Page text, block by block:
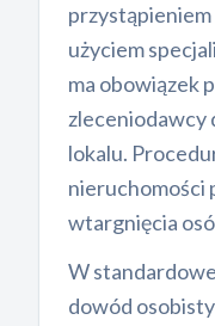
przystąpieniem
użyciem
ma obowiązek
zleceniodawcy
lokalu.
nieruchomości
wtargnięcia
W
dowód